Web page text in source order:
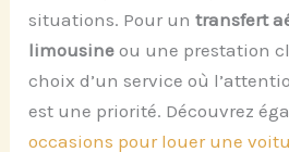
situations. Pour untransfert
limousine ou une prestation
choix d’un service où
est une priorité. Découvrez
occasions pour louer une